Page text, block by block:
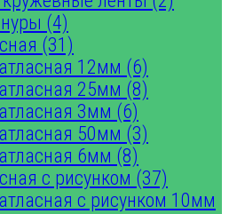
(4)
(31)
12мм (6)
25мм (8)
3мм (6)
50мм (3)
6мм (8)
с рисунком (37)
с рисунком 10мм